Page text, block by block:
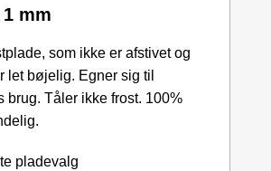
mm
som ikke er afstivet og
let bøjelig. Egner sig til
brug. Tåler ikke frost. 100%
pladevalg